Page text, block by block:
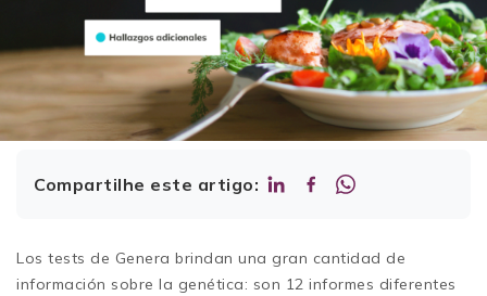
Compartilhe este artigo:
Los tests de Genera brindan una gran cantidad de
información sobre la genética: son 12 informes diferentes